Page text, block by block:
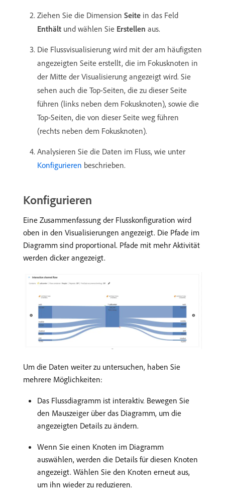
Ziehen Sie die Dimension Seite in das Feld
Enthält und wählen Sie Erstellen aus.
Die Flussvisualisierung wird mit der am häufigsten
angezeigten Seite erstellt, die im Fokusknoten in
der Mitte der Visualisierung angezeigt wird. Sie
sehen auch die Top-Seiten, die zu dieser Seite
führen (links neben dem Fokusknoten), sowie die
Top-Seiten, die von dieser Seite weg führen
(rechts neben dem Fokusknoten).
Analysieren Sie die Daten im Fluss, wie unter
Konfigurieren beschrieben.
Konfigurieren
Eine Zusammenfassung der Flusskonfiguration wird
oben in den Visualisierungen angezeigt. Die Pfade im
Diagramm sind proportional. Pfade mit mehr Aktivität
werden dicker angezeigt.
Um die Daten weiter zu untersuchen, haben Sie
mehrere Möglichkeiten:
Das Flussdiagramm ist interaktiv. Bewegen Sie
den Mauszeiger über das Diagramm, um die
angezeigten Details zu ändern.
Wenn Sie einen Knoten im Diagramm
auswählen, werden die Details für diesen Knoten
angezeigt. Wählen Sie den Knoten erneut aus,
um ihn wieder zu reduzieren.